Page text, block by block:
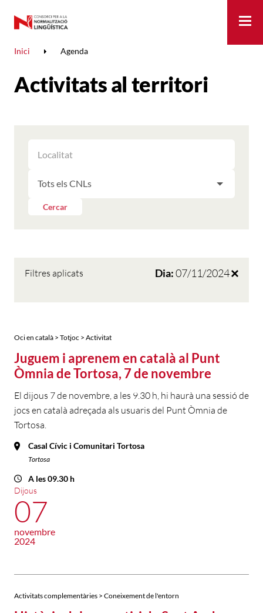
Inici Agenda
Activitats al territori
ELS
RESULTATS
LES
PER
LES
Cercar
Filtres aplicats Dia:07/11/2024
Oci en català > Totjoc > Activitat
Juguem i aprenem en català al Punt
Òmnia de Tortosa, 7 de novembre
El dijous 7 de novembre, a les 9.30 h, hi haurà una sessió de
jocs en català adreçada als usuaris del Punt Òmnia de
Tortosa.
Casal Cívic i Comunitari Tortosa
Tortosa
A les 09.30 h
Dijous
07
novembre
2024
Activitats complementàries > Coneixement de l'entorn